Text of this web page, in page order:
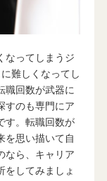
なってしまうジ
難しくなってし
職回数が武器に
すのも専門にア
す。転職回数が
を思い描いて自
なら、キャリア
をしてみましょ